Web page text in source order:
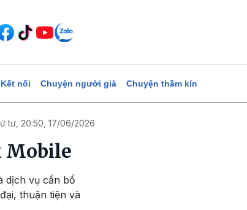
Kết nối Chuyện người già Chuyện thầm kín
tư, 20:50, 17/06/2026
Mobile
dịch vụ cần bổ
thuận tiện và